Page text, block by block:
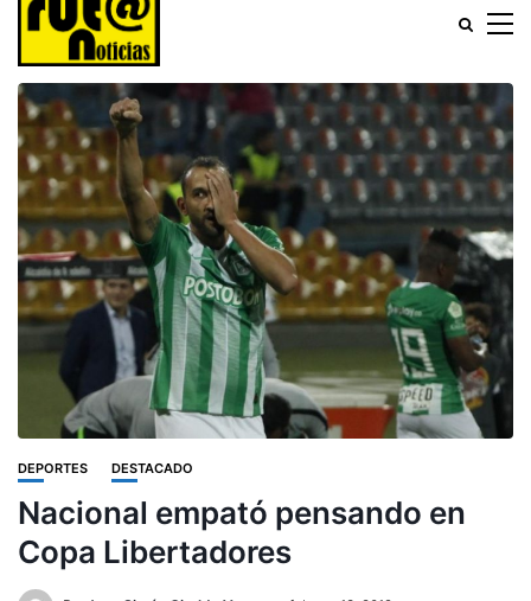
DEPORTES DESTACADO
Nacional empató pensando en
Copa Libertadores